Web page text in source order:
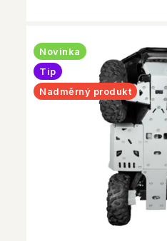
Novinka
Tip
Nadměrný produkt